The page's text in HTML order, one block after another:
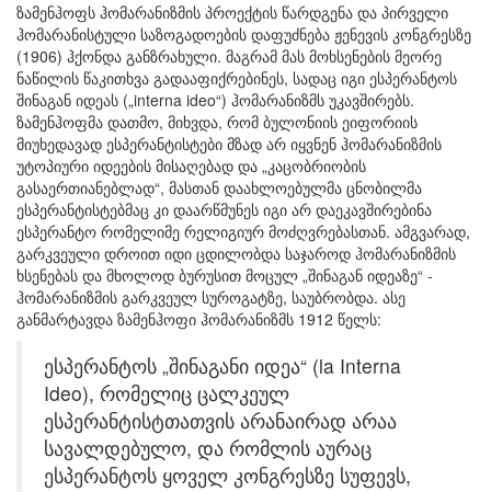
ზამენჰოფს ჰომარანიზმის პროექტის წარდგენა და პირველი
ჰომარანისტული საზოგადოების დაფუძნება ჟენევის კონგრესზე
(1906) ჰქონდა განზრახული. მაგრამ მას მოხსენების მეორე
ნაწილის წაკითხვა გადააფიქრებინეს, სადაც იგი ესპერანტოს
შინაგან იდეას („interna ideo“) ჰომარანიზმს უკავშირებს.
ზამენჰოფმა დათმო, მიხვდა, რომ ბულონიის ეიფორიის
მიუხედავად ესპერანტისტები მზად არ იყვნენ ჰომარანიზმის
უტოპიური იდეების მისაღებად და „კაცობრიობის
გასაერთიანებლად“, მასთან დაახლოებულმა ცნობილმა
ესპერანტისტებმაც კი დაარწმუნეს იგი არ დაეკავშირებინა
ესპერანტო რომელიმე რელიგიურ მოძღვრებასთან. ამგვარად,
გარკვეული დროით იდი ცდილობდა საჯაროდ ჰომარანიზმის
ხსენებას და მხოლოდ ბურუსით მოცულ „შინაგან იდეაზე“ -
ჰომარანიზმის გარკვეულ სუროგატზე, საუბრობდა. ასე
განმარტავდა ზამენჰოფი ჰომარანიზმს 1912 წელს:
ესპერანტოს „შინაგანი იდეა“ (la Interna
Ideo), რომელიც ცალკეულ
ესპერანტისტთათვის არანაირად არაა
სავალდებულო, და რომლის აურაც
ესპერანტოს ყოველ კონგრესზე სუფევს,